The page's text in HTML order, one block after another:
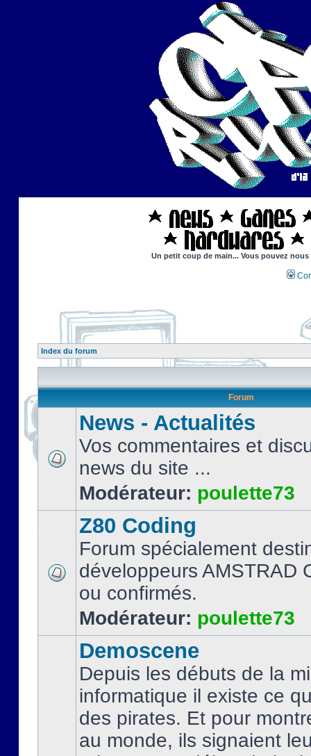
Un petit coup de main... Vous pouvez
Index du forum
Forum
News - Actualités
Vos commentaires et
news du site ...
Modérateur: poulette73
Z80 Coding
Forum spécialement
développeurs AMSTRAD
ou confirmés.
Modérateur: poulette73
Demoscene
Depuis les débuts de la
informatique il existe ce
des pirates. Et pour
au monde, ils signaient